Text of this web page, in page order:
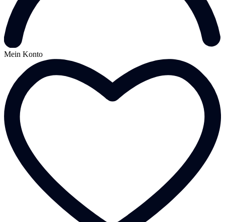
Mein Konto